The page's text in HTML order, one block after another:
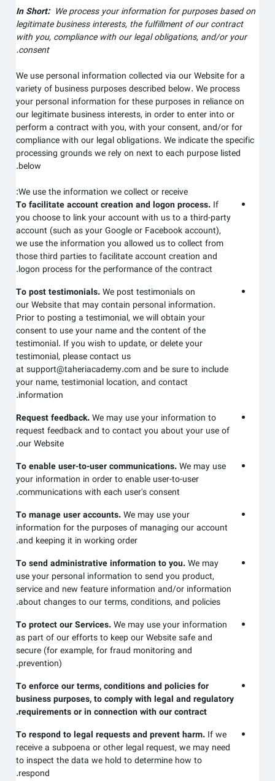
In Short:We process your information for purposes based on
legitimate business interests, the fulfillment of our contract
with you, compliance with our legal obligations, and/or your
consent.
We use personal information collected via ourWebsitefor a
variety of business purposes described below. We process
your personal information for these purposes in reliance on
our legitimate business interests, in order to enter into or
perform a contract with you, with your consent, and/or for
compliance with our legal obligations. We indicate the specific
processing grounds we rely on next to each purpose listed
below.
We use the information we collect or receive:
To facilitate account creation and logon process.
you choose to link your account with us to a third-party
account (such as your Google or Facebook account),
we use the information you allowed us to collect from
those third parties to facilitate account creation and
logon process for the performance of the contract.
To post testimonials.We post testimonials on
ourWebsitethat may contain personal information.
Prior to posting a testimonial, we will obtain your
consent to use your name and the content of the
testimonial. If you wish to update, or delete your
testimonial, please contact us
atsupport@taheriacademy.comand be sure to include
your name, testimonial location, and contact
information.
Request feedback.We may use your information to
request feedback and to contact you about your use of
ourWebsite
.
To enable user-to-user communications.We may use
your information in order to enable user-to-user
communications with each user's consent.
To manage user accounts.We may use your
information for the purposes of managing our account
and keeping it in working order.
To send administrative information to you.We may
use your personal information to send you product,
service and new feature information and/or information
about changes to our terms, conditions, and policies.
To protect our Services.We may use your information
as part of our efforts to keep ourWebsitesafe and
secure (for example, for fraud monitoring and
prevention).
To enforce our terms, conditions and policies for
business purposes, to comply with legal and regulatory
requirements or in connection with our contract.
To respond to legal requests and prevent harm.If we
receive a subpoena or other legal request, we may need
to inspect the data we hold to determine how to
respond.